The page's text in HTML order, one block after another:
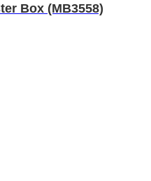
Box (MB3558)